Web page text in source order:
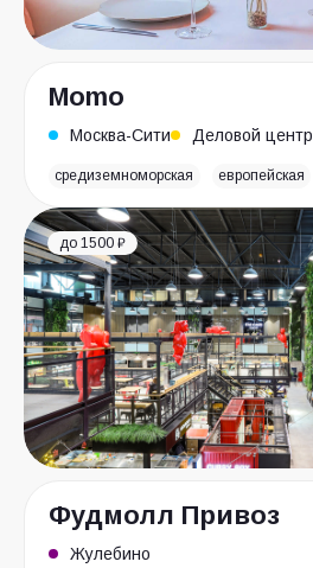
Momo
Москва-Сити Деловой центр
средиземноморская европейская
до 1500 ₽
Фудмолл Привоз
Жулебино